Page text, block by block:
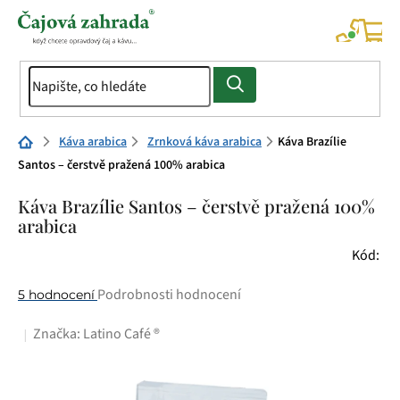
Přejít
Domů Káva arabica Zrnková káva arabica
Káva Brazílie
Santos – čerstvě pražená 100% arabica
Káva Brazílie Santos – čerstvě pražená 100%
arabica
Kód:
Průměrné
produktu
5 hodnocení Podrobnosti hodnocení
Značka: Latino Café ®